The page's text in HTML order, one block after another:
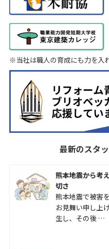
※当社は職人の育成にも力を入
最新のスタ
熊本地震から考
切さ
熊本地震で被害
お見舞い申し上
生し、その後 …